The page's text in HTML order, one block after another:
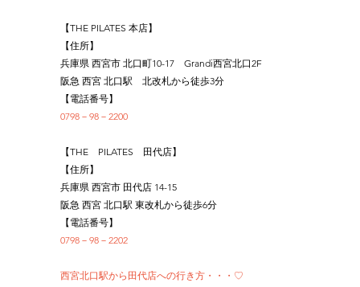
【THE PILATES 本店】
【住所】
兵庫県 西宮市 北口町10-17　Grandi西宮北口2F
阪急 西宮 北口駅　北改札から徒歩3分
【電話番号】
0798－98－2200
【THE　PILATES　田代店】
【住所】
兵庫県 西宮市 田代店 14-15
阪急 西宮 北口駅 東改札から徒歩6分
【電話番号】
0798－98－2202
西宮北口駅から田代店への行き方・・・♡